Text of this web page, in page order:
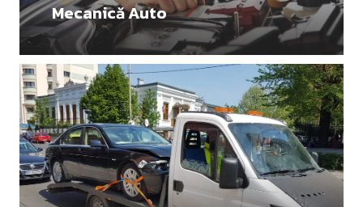
Mecanică Auto